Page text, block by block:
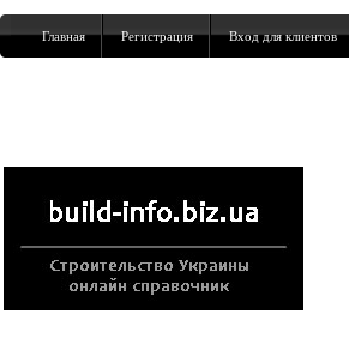
Главная Регистрация Вход для клиентов